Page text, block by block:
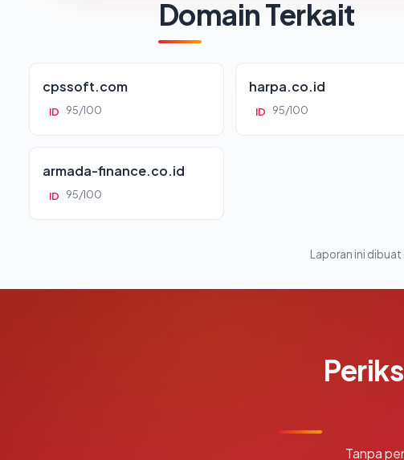
Domain Terkait
cpssoft.com
ID 95/100
harpa.co.id
ID 95/100
armada-finance.co.id
ID 95/100
Laporan ini
Tanpa